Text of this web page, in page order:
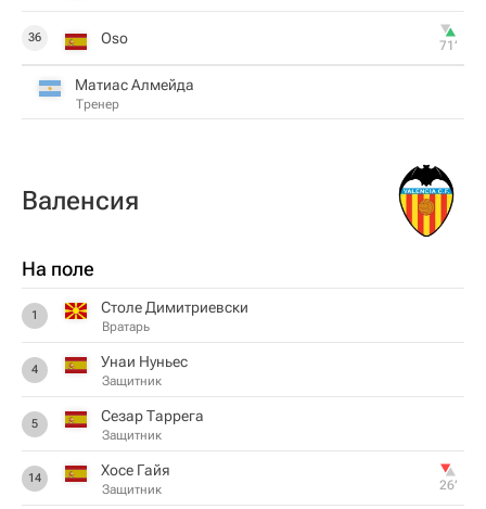
36 Oso 71‎’‎
Матиас Алмейда
Тренер
Валенсия
На поле
1 Столе Димитриевски
Вратарь
4 Унаи Нуньес
Защитник
5 Сезар Таррега
Защитник
14 Хосе Гайя
Защитник 26‎’‎